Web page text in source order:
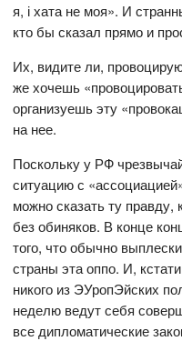
я, і хата не моя». И
кто бы сказал прямо и
Их, видите ли,
же хочешь
организуешь эту
на нее.
Поскольку у РФ
ситуацию с
можно сказать ту
без обиняков. В конце
того, что обычно
страны эта оппо. И,
никого из ЭУропЭйских
неделю ведут себя
все дипломатические